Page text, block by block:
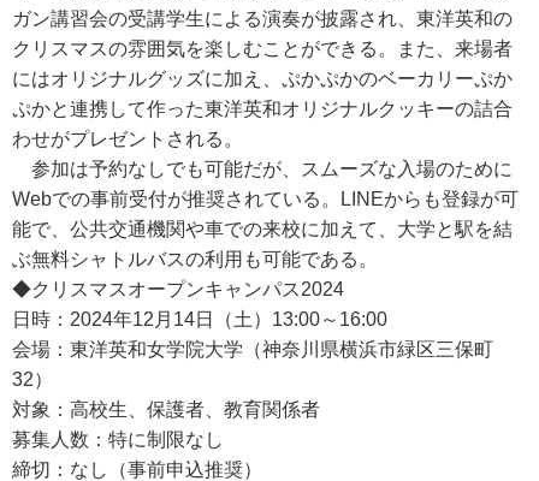
ガン講習会の受講学生による演奏が披露され、東洋英和の
クリスマスの雰囲気を楽しむことができる。また、来場者
にはオリジナルグッズに加え、ぷかぷかのベーカリーぷか
ぷかと連携して作った東洋英和オリジナルクッキーの詰合
わせがプレゼントされる。
参加は予約なしでも可能だが、スムーズな入場のために
Webでの事前受付が推奨されている。LINEからも登録が可
能で、公共交通機関や車での来校に加えて、大学と駅を結
ぶ無料シャトルバスの利用も可能である。
◆クリスマスオープンキャンパス2024
日時：2024年12月14日（土）13:00～16:00
会場：東洋英和女学院大学（神奈川県横浜市緑区三保町
32）
対象：高校生、保護者、教育関係者
募集人数：特に制限なし
締切：なし（事前申込推奨）